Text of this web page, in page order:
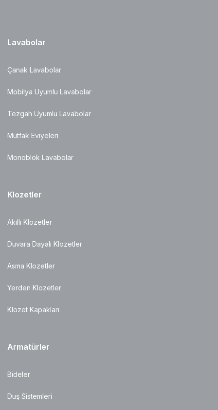
Lavabolar
Çanak Lavabolar
Mobilya Uyumlu Lavabolar
Tezgah Uyumlu Lavabolar
Mutfak Eviyeleri
Monoblok Lavabolar
Klozetler
Akıllı Klozetler
Duvara Dayalı Klozetler
Asma Klozetler
Yerden Klozetler
Klozet Kapakları
Armatürler
Bideler
Duş Sistemleri